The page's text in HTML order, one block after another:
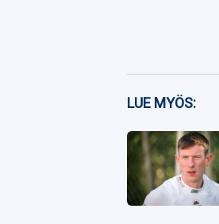
Whatsapp
LUE MYÖS: